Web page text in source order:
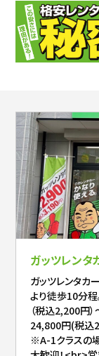
ガッツレンタ
ガッツレンタカ
より徒歩10分
（税込2,200円
24,800円(税込
※A-1クラスの